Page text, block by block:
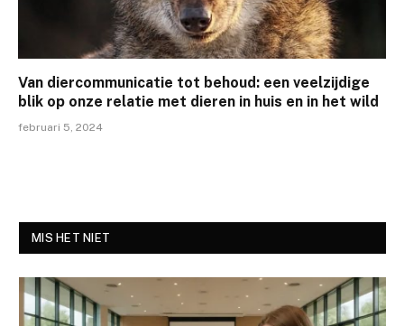
Van diercommunicatie tot behoud: een veelzijdige
blik op onze relatie met dieren in huis en in het wild
februari 5, 2024
MIS HET NIET